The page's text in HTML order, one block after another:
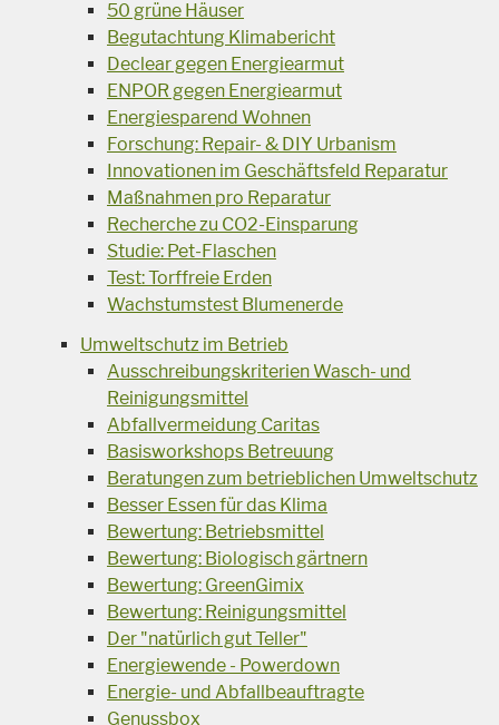
50 grüne Häuser
Begutachtung Klimabericht
Declear gegen Energiearmut
ENPOR gegen Energiearmut
Energiesparend Wohnen
Forschung: Repair- & DIY Urbanism
Innovationen im Geschäftsfeld Reparatur
Maßnahmen pro Reparatur
Recherche zu CO2-Einsparung
Studie: Pet-Flaschen
Test: Torffreie Erden
Wachstumstest Blumenerde
Umweltschutz im Betrieb
Ausschreibungskriterien Wasch- und
Reinigungsmittel
Abfallvermeidung Caritas
Basisworkshops Betreuung
Beratungen zum betrieblichen Umweltschutz
Besser Essen für das Klima
Bewertung: Betriebsmittel
Bewertung: Biologisch gärtnern
Bewertung: GreenGimix
Bewertung: Reinigungsmittel
Der "natürlich gut Teller"
Energiewende - Powerdown
Energie- und Abfallbeauftragte
Genussbox